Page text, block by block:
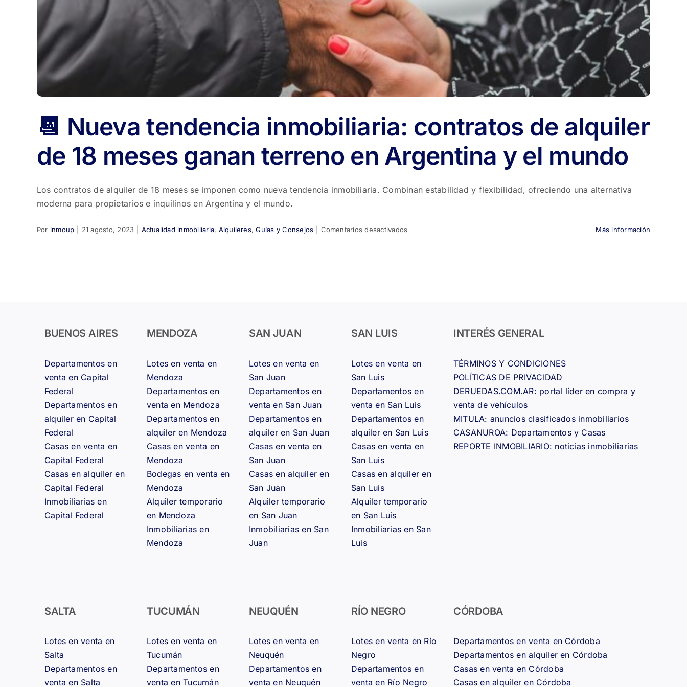
📆 Nueva tendencia inmobiliaria: contratos de alquiler
de 18 meses ganan terreno en Argentina y el mundo
Los contratos de alquiler de 18 meses se imponen como nueva tendencia inmobiliaria. Combinan estabilidad y flexibilidad, ofreciendo una alternativa
moderna para propietarios e inquilinos en Argentina y el mundo.
Por inmoup 21 agosto, 2023 Actualidad inmobiliaria, Alquileres,Guías y Consejos Comentarios desactivados
terreno
el
mundo
Más información
BUENOS AIRES
Departamentos en
venta en Capital
Federal
Departamentos en
alquiler en Capital
Federal
Casas en venta en
Capital Federal
Casas en alquiler en
Capital Federal
Inmobiliarias en
Capital Federal
MENDOZA
Lotes en venta en
Mendoza
Departamentos en
venta en Mendoza
Departamentos en
alquiler en Mendoza
Casas en venta en
Mendoza
Bodegas en venta en
Mendoza
Alquiler temporario
en Mendoza
Inmobiliarias en
Mendoza
SAN JUAN
Lotes en venta en
San Juan
Departamentos en
venta en San Juan
Departamentos en
alquiler en San Juan
Casas en venta en
San Juan
Casas en alquiler en
San Juan
Alquiler temporario
en San Juan
Inmobiliarias en San
Juan
SAN LUIS
Lotes en venta en
San Luis
Departamentos en
venta en San Luis
Departamentos en
alquiler en San Luis
Casas en venta en
San Luis
Casas en alquiler en
San Luis
Alquiler temporario
en San Luis
Inmobiliarias en San
Luis
INTERÉS GENERAL
TÉRMINOS Y CONDICIONES
POLÍTICAS DE PRIVACIDAD
DERUEDAS.COM.AR: portal líder en compra y
venta de vehículos
MITULA: anuncios clasificados inmobiliarios
CASANUROA: Departamentos y Casas
REPORTE INMOBILIARIO: noticias inmobiliarias
SALTA
Lotes en venta en
Salta
Departamentos en
venta en Salta
TUCUMÁN
Lotes en venta en
Tucumán
Departamentos en
venta en Tucumán
NEUQUÉN
Lotes en venta en
Neuquén
Departamentos en
venta en Neuquén
RÍO NEGRO
Lotes en venta en Río
Negro
Departamentos en
venta en Río Negro
CÓRDOBA
Departamentos en venta en Córdoba
Departamentos en alquiler en Córdoba
Casas en venta en Córdoba
Casas en alquiler en Córdoba